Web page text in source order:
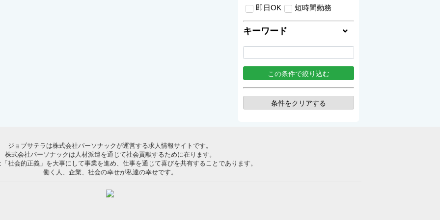
即日OK
短時間勤務
キーワード
条件をクリアする
ジョブサテラは株式会社パーソナックが運営する求人情報サイトです。
株式会社パーソナックは人材派遣を通じて社会貢献するために在ります。
社会的正義」を大事にして事業を進め、仕事を通じて喜びを共有することであります。
働く人、企業、社会の幸せが私達の幸せです。